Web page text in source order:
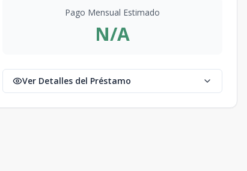
Pago Mensual Estimado
N/A
Ver Detalles del Préstamo